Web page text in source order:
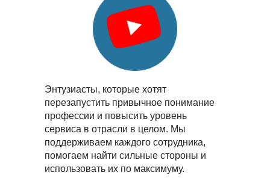
Энтузиасты, которые хотят
перезапустить привычное понимание
профессии и повысить уровень
сервиса в отрасли в целом. Мы
поддерживаем каждого сотрудника,
помогаем найти сильные стороны и
использовать их по максимуму.